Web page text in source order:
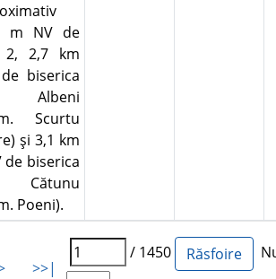
m NV de
2, 2,7 km
biserica
Albeni
Scurtu
şi 3,1 km
de biserica
Cătunu
Poeni).
>>|
/ 1450